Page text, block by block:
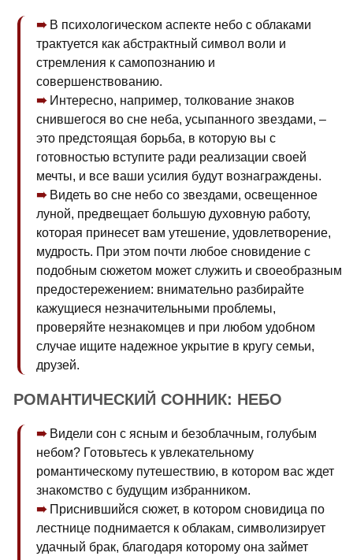
В психологическом аспекте небо с облаками
трактуется как абстрактный символ воли и
стремления к самопознанию и
совершенствованию.
Интересно, например, толкование знаков
снившегося во сне неба, усыпанного звездами, –
это предстоящая борьба, в которую вы с
готовностью вступите ради реализации своей
мечты, и все ваши усилия будут вознаграждены.
Видеть во сне небо со звездами, освещенное
луной, предвещает большую духовную работу,
которая принесет вам утешение, удовлетворение,
мудрость. При этом почти любое сновидение с
подобным сюжетом может служить и своеобразным
предостережением: внимательно разбирайте
кажущиеся незначительными проблемы,
проверяйте незнакомцев и при любом удобном
случае ищите надежное укрытие в кругу семьи,
друзей.
РОМАНТИЧЕСКИЙ СОННИК: НЕБО
Видели сон с ясным и безоблачным, голубым
небом? Готовьтесь к увлекательному
романтическому путешествию, в котором вас ждет
знакомство с будущим избранником.
Приснившийся сюжет, в котором сновидица по
лестнице поднимается к облакам, символизирует
удачный брак, благодаря которому она займет